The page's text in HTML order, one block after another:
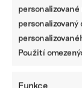
Použití
Funkce